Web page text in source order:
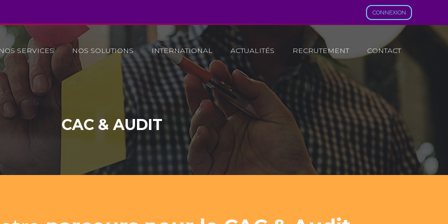
CONNEXION
NOS SERVICES NOS SOLUTIONS INTERNATIONAL ACTUALITÉS RECRUTEMENT CONTACT
CAC & AUDIT